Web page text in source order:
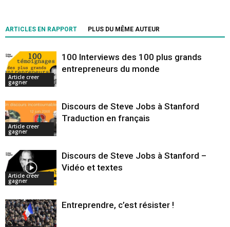
ARTICLES EN RAPPORT PLUS DU MÊME AUTEUR
Article creer
gagner
100 Interviews des 100 plus grands
entrepreneurs du monde
Article creer
gagner
Discours de Steve Jobs à Stanford
Traduction en français
Article creer
gagner
Discours de Steve Jobs à Stanford –
Vidéo et textes
Entreprendre, c’est résister !